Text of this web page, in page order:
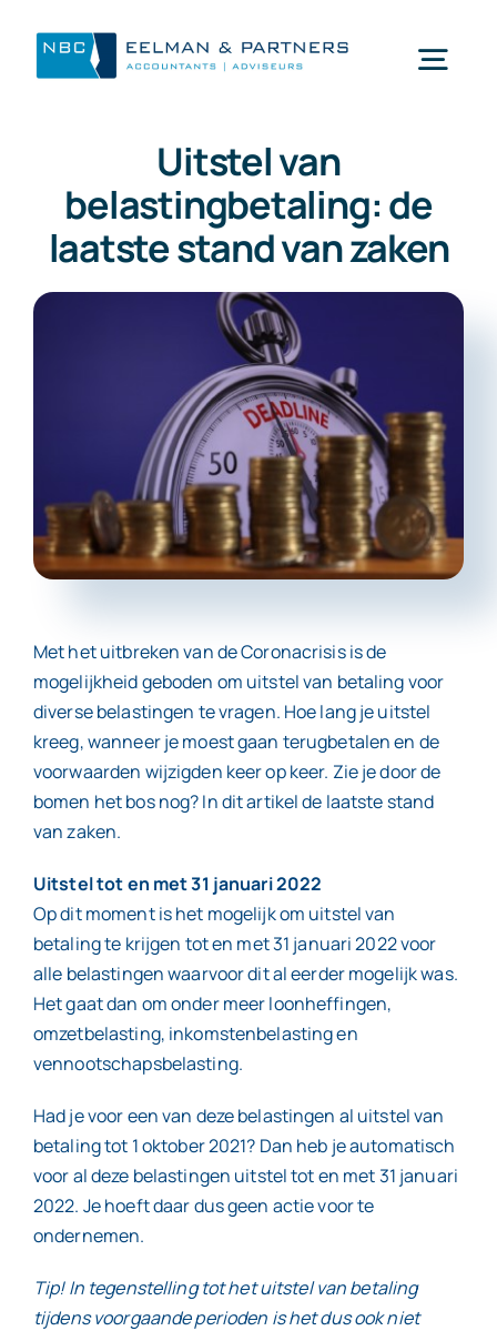
inhoud
Wat doen wij
Wie zijn wij
Mijn NBC Eelman & Partners
Nieuws
Werken bij
Contact
Uitstel van
belastingbetaling: de
laatste stand van zaken
Met het uitbreken van de Coronacrisis is de
mogelijkheid geboden om uitstel van betaling voor
diverse belastingen te vragen. Hoe lang je uitstel
kreeg, wanneer je moest gaan terugbetalen en de
voorwaarden wijzigden keer op keer. Zie je door de
bomen het bos nog? In dit artikel de laatste stand
van zaken.
Uitstel tot en met 31 januari 2022
Op dit moment is het mogelijk om uitstel van
betaling te krijgen tot en met 31 januari 2022 voor
alle belastingen waarvoor dit al eerder mogelijk was.
Het gaat dan om onder meer loonheffingen,
omzetbelasting, inkomstenbelasting en
vennootschapsbelasting.
Had je voor een van deze belastingen al uitstel van
betaling tot 1 oktober 2021? Dan heb je automatisch
voor al deze belastingen uitstel tot en met 31 januari
2022. Je hoeft daar dus geen actie voor te
ondernemen.
Tip! In tegenstelling tot het uitstel van betaling
tijdens voorgaande perioden is het dus ook niet